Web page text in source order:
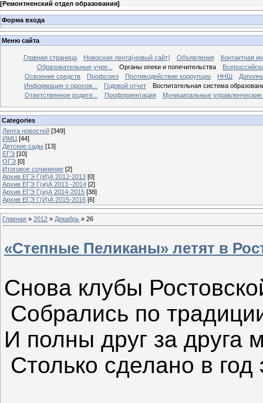
[Ремонтненский отдел образования]
Форма входа
Меню сайта
Главная страница Новосная лента(новый сайт) Объявления
Контактная
Образовательные учре...
Органы опеки и попечительства
Освоение средств
Профсоюз Противодействие коррупции ННШ
Информация о прохож...
Годовой отчет
Воспитательная система
Ответственное родите...
Профориентация Муниципальные
Categories
Лента новостей [349]
ИМЦ [44]
Детские сады [13]
ЕГЭ [10]
ОГЭ [0]
Итоговое сочинение [2]
Архив ЕГЭ Г(И)А 2012-2013 [0]
Архив ЕГЭ Г(и)А 2013 -2014 [2]
Архив ЕГЭ Г(и)А 2014-2015 [38]
Архив ЕГЭ Г(И)А 2015-2016 [6]
Главная » 2012 » Декабрь » 26
«Степные Пеликаны» летят в
Снова клубы
Собрались по
И полны друг за друга
Столько сделано в год